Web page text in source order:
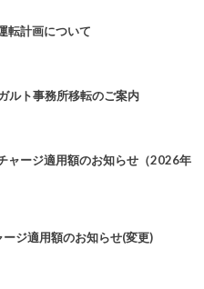
転計画について
ルト事務所移転のご案内
ャージ適用額のお知らせ（2026年
ジ適用額のお知らせ(変更)